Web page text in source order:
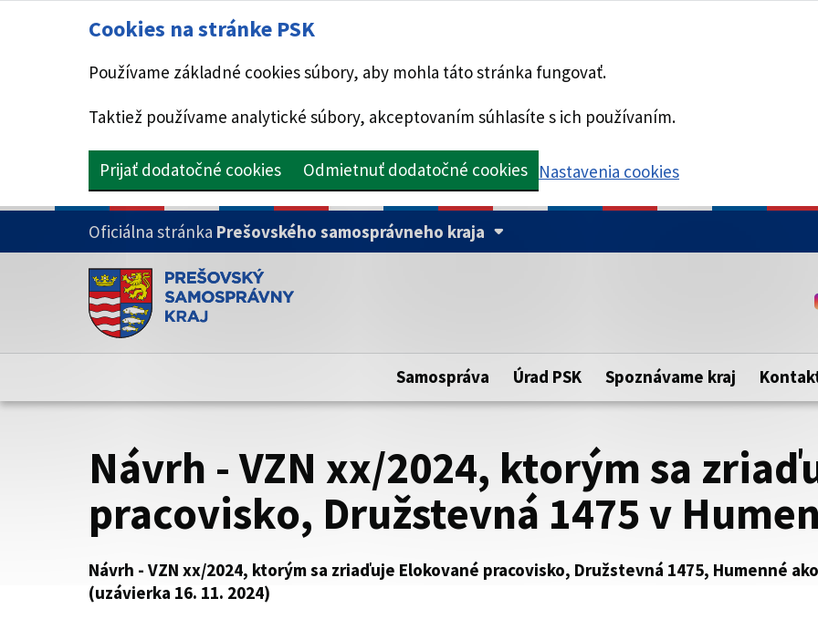
Cookies na stránke PSK
Používame základné cookies súbory, aby mohla táto stránka fungovať.
Taktiež používame analytické súbory, akceptovaním súhlasíte s ich používaním.
Prijať dodatočné cookies Odmietnuť dodatočné cookies Nastavenia cookies
PRESKOČIŤ NA HLAVNÝ OBSAH
Oficiálna stránka Prešovského samosprávneho kraja
Doména psk.sk je oficiálna
Toto je oficiálna webová stránka Prešovského samosprávneho kraja.
Táto stránka je
zabezpečenú webovú
https:// pred názvom
Samospráva Úrad PSK Spoznávame kraj
Návrh - VZN xx/2024, ktorým sa
pracovisko, Družstevná 1475 v
Návrh - VZN xx/2024, ktorým sa zriaďuje Elokované pracovisko, Družstevná 1475, Humenné
(uzávierka 16. 11. 2024)